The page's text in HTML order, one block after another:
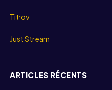
Titrov
Just Stream
ARTICLES RÉCENTS